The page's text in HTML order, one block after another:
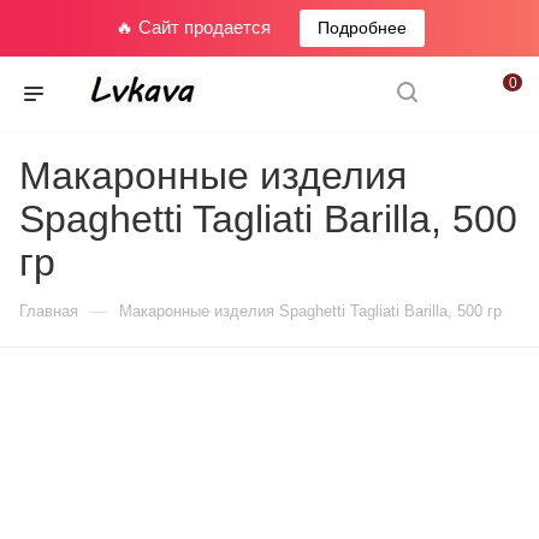
🔥 Сайт продается Подробнее
0
Макаронные изделия
Spaghetti Tagliati Barilla, 500
гр
Главная — Макаронные изделия Spaghetti Tagliati Barilla, 500 гр